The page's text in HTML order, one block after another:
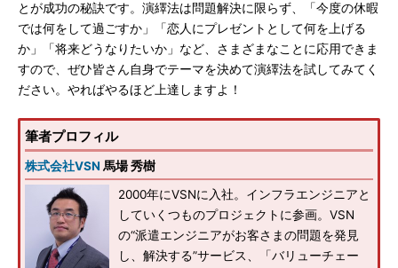
とが成功の秘訣です。演繹法は問題解決に限らず、「今度の休暇
では何をして過ごすか」「恋人にプレゼントとして何を上げる
か」「将来どうなりたいか」など、さまざまなことに応用できま
すので、ぜひ皆さん自身でテーマを決めて演繹法を試してみてく
ださい。やればやるほど上達しますよ！
筆者プロフィル
株式会社VSN 馬場 秀樹
2000年にVSNに入社。インフラエンジニアと
していくつものプロジェクトに参画。VSN
の“派遣エンジニアがお客さまの問題を発見
し、解決する”サービス、「バリューチェー